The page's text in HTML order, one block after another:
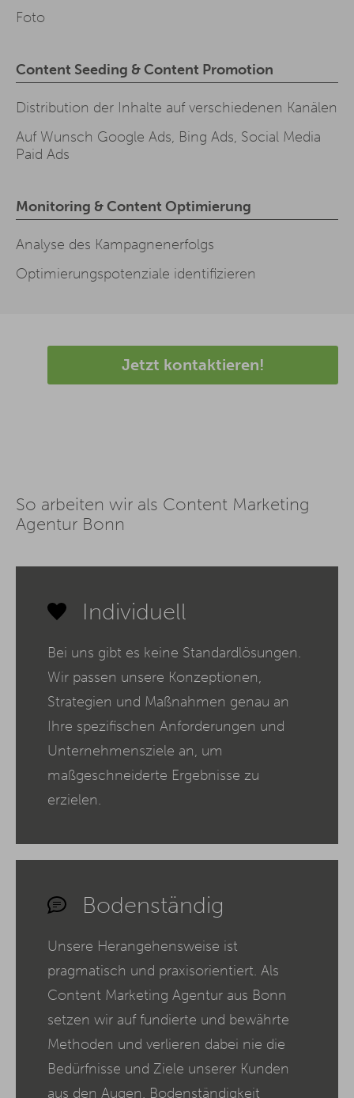
Foto
Content Seeding & Content Promotion
Distribution der Inhalte auf verschiedenen Kanälen
Auf Wunsch Google Ads, Bing Ads, Social Media
Paid Ads
Monitoring & Content Optimierung
Analyse des Kampagnenerfolgs
Optimierungspotenziale identifizieren
Jetzt kontaktieren!
So arbeiten wir als Content Marketing
Agentur Bonn
Individuell
Bei uns gibt es keine Standardlösungen.
Wir passen unsere Konzeptionen,
Strategien und Maßnahmen genau an
Ihre spezifischen Anforderungen und
Unternehmensziele an, um
maßgeschneiderte Ergebnisse zu
erzielen.
Bodenständig
Unsere Herangehensweise ist
pragmatisch und praxisorientiert. Als
Content Marketing Agentur aus Bonn
setzen wir auf fundierte und bewährte
Methoden und verlieren dabei nie die
Bedürfnisse und Ziele unserer Kunden
aus den Augen. Bodenständigkeit